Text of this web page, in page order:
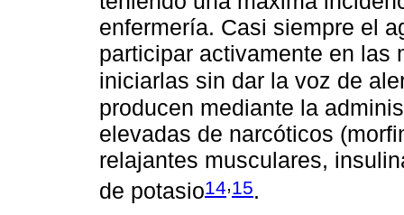
enfermería. Casi siempre el
participar activamente en las
iniciarlas sin dar la voz de
producen mediante la
elevadas de narcóticos
relajantes musculares,
de potasio14,15.